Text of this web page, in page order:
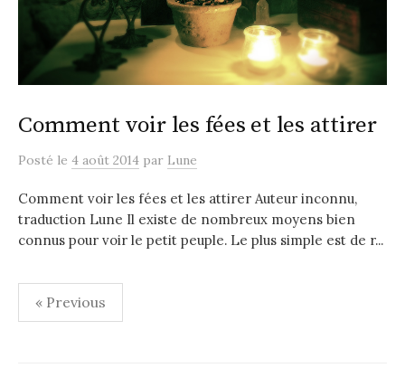
Comment voir les fées et les attirer
Posté le 4 août 2014 par Lune
Comment voir les fées et les attirer Auteur inconnu,
traduction Lune Il existe de nombreux moyens bien
connus pour voir le petit peuple. Le plus simple est de r...
Pagination
des
« Previous